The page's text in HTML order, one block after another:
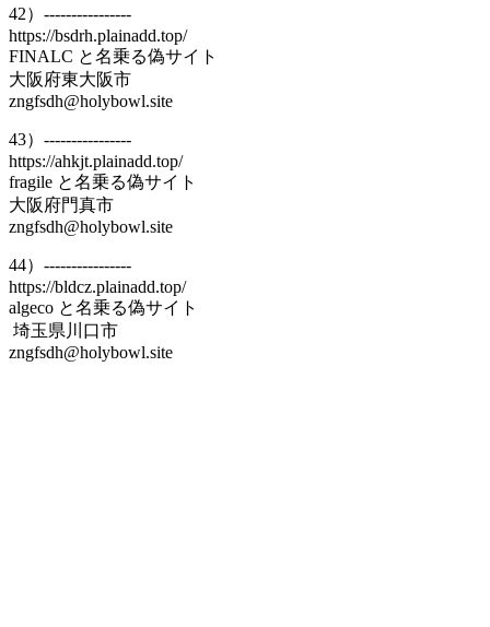
42）----------------
https://bsdrh.plainadd.top/
FINALC と名乗る偽サイト
大阪府東大阪市
zngfsdh@holybowl.site
43）----------------
https://ahkjt.plainadd.top/
fragile と名乗る偽サイト
大阪府門真市
zngfsdh@holybowl.site
44）----------------
https://bldcz.plainadd.top/
algeco と名乗る偽サイト
埼玉県川口市
zngfsdh@holybowl.site